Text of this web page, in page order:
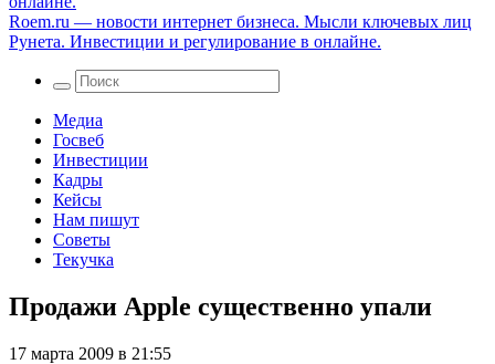
Roem.ru — новости интернет бизнеса. Мысли ключевых лиц
Рунета. Инвестиции и регулирование в онлайне.
Медиа
Госвеб
Инвестиции
Кадры
Кейсы
Нам пишут
Советы
Текучка
Продажи Apple существенно упали
17 марта 2009 в 21:55